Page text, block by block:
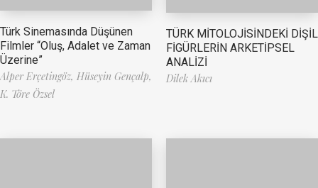
Türk Sinemasında Düşünen
Filmler “Oluş, Adalet ve Zaman
Üzerine”
Alper Erçetingöz, Hüseyin Gençalp,
K. Töre Özsel
TÜRK MİTOLOJİSİNDEKİ DİŞİL
FİGÜRLERİN ARKETİPSEL
ANALİZİ
Dilek Akıcı